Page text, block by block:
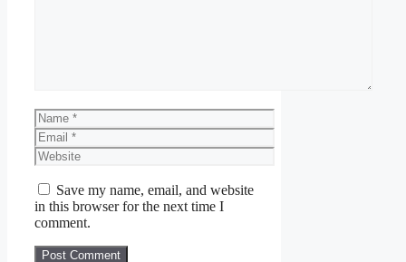
Name
Email
Website
Save my name, email, and website
in this browser for the next time I
comment.